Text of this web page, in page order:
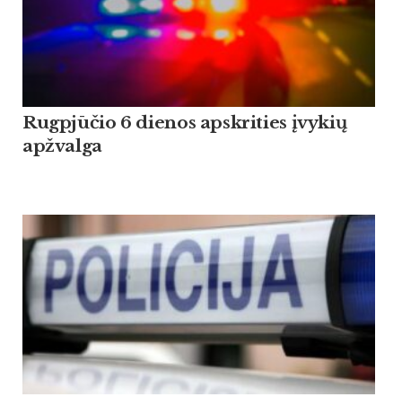
Rugpjūčio 6 dienos apskrities įvykių
apžvalga